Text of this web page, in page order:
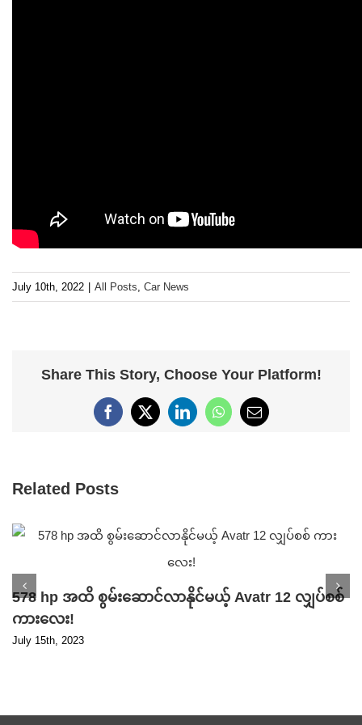
July 10th, 2022 All Posts, Car News
Share This Story, Choose Your Platform!
Facebook
X LinkedInWhatsApp
Email
Related Posts
578 hp အထိ စွမ်းဆောင်လာနိုင်မယ့် Avatr 12 လျှပ်စစ်
ကားလေး!
July 15th, 2023